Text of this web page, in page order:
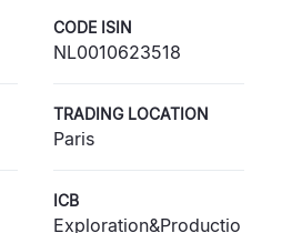
CODE ISIN
NL0010623518
TRADING LOCATION
Paris
ICB
Exploration&Productio